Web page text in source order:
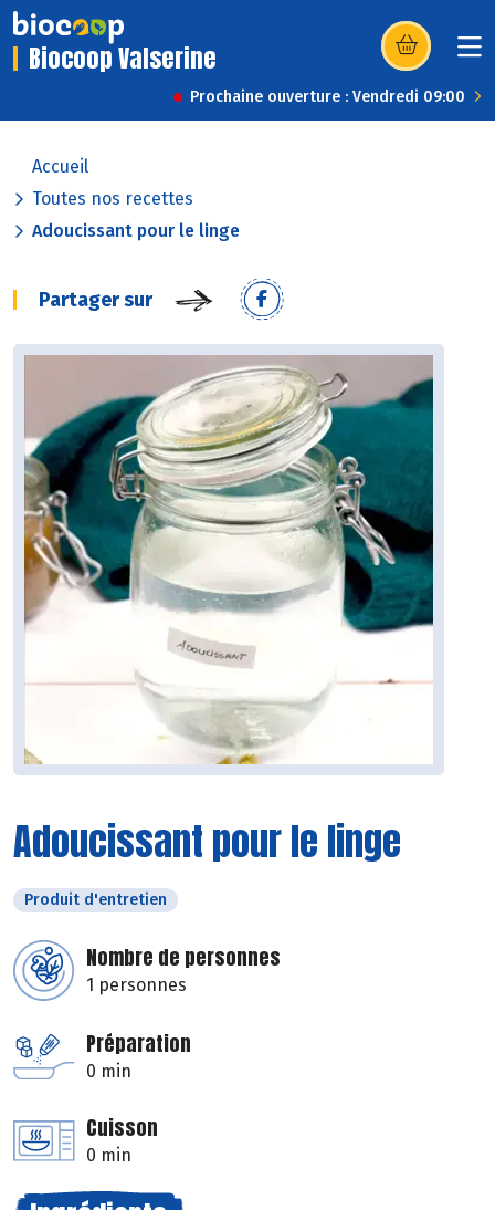
Biocoop Valserine (s’ouvre dans
Prochaine ouverture : Vendredi 09:00
Accueil
Toutes nos recettes
Adoucissant pour le linge
Partager sur
Adoucissant pour le linge
Produit d'entretien
Nombre de personnes
1 personnes
Préparation
0 min
Cuisson
0 min